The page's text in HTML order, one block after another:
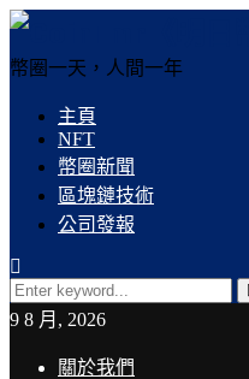
幣圈一天，人間一年
主頁
NFT
幣圈新聞
區塊鏈技術
公司發報
Search
for:
9 8 月, 2026
關於我們